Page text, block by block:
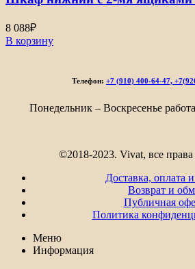
8 088₽
В корзину
Телефон: +7 (910) 400-64-47,
Понедельник – Воскресенье
©2018-2023. Vivat, все
Доставка, оплата
Возврат и
Публичная
Политика
Меню
Информация